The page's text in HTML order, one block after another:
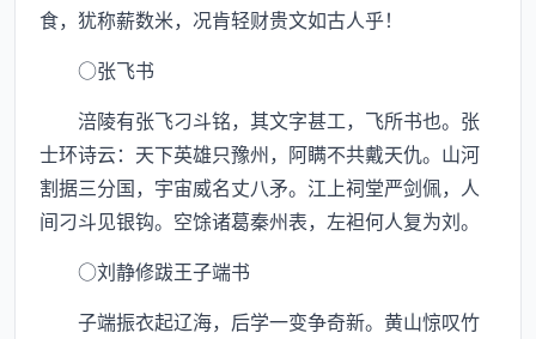
食，犹称薪数米，况肯轻财贵文如古人乎！
○张飞书
涪陵有张飞刁斗铭，其文字甚工，飞所书也。张
士环诗云：天下英雄只豫州，阿瞒不共戴天仇。山河
割据三分国，宇宙威名丈八矛。江上祠堂严剑佩，人
间刁斗见银钩。空馀诸葛秦州表，左袒何人复为刘。
○刘静修跋王子端书
子端振衣起辽海，后学一变争奇新。黄山惊叹竹